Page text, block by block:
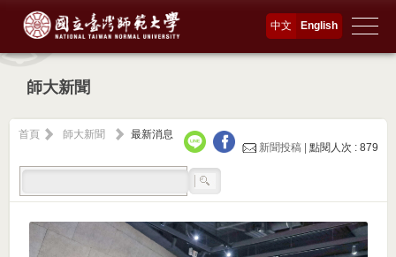
English
中文
師大新聞
首頁 師大新聞
最新消息
新聞投稿 |點閱人次 : 879